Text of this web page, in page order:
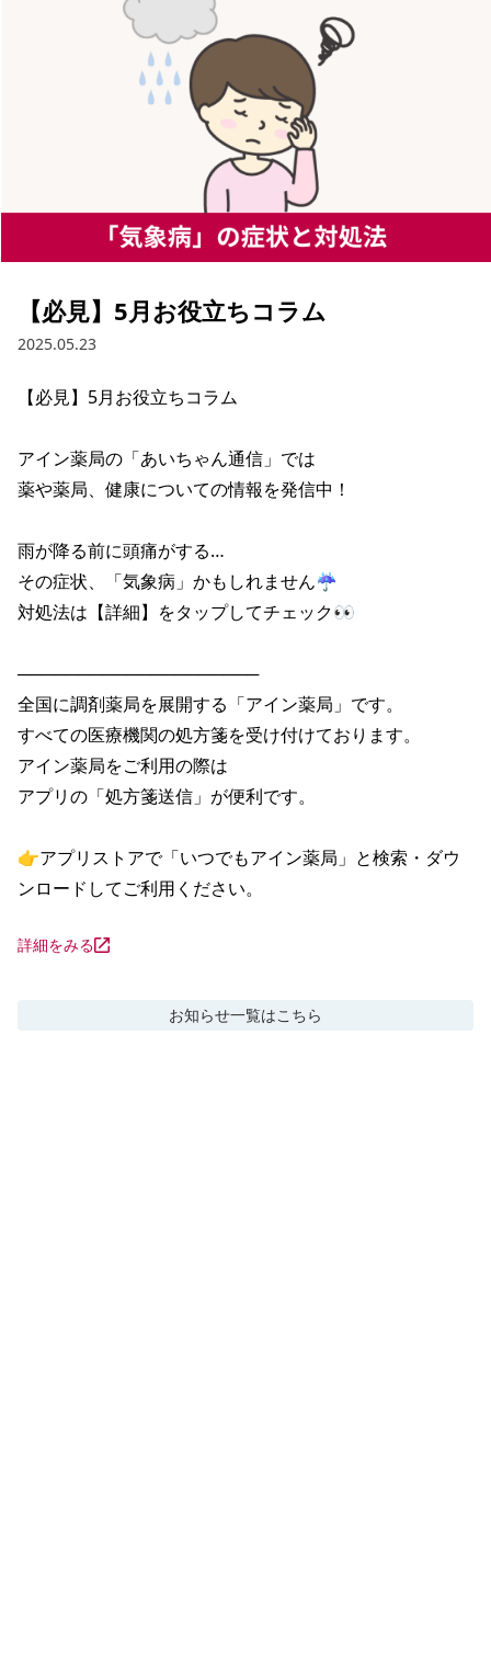
【必見】5月お役立ちコラム
2025.05.23
【必見】5月お役立ちコラム
アイン薬局の「あいちゃん通信」では
薬や薬局、健康についての情報を発信中！
雨が降る前に頭痛がする…
その症状、「気象病」かもしれません☔
対処法は【詳細】をタップしてチェック👀
────────────────────
全国に調剤薬局を展開する「アイン薬局」です。
すべての医療機関の処方箋を受け付けております。
アイン薬局をご利用の際は
アプリの「処方箋送信」が便利です。
👉アプリストアで「いつでもアイン薬局」と検索・ダウ
ンロードしてご利用ください。
詳細をみる
お知らせ一覧はこちら